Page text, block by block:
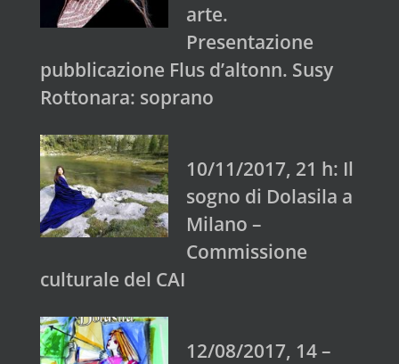
arte.
Presentazione
pubblicazione Flus d’altonn. Susy
Rottonara: soprano
10/11/2017, 21 h: Il
sogno di Dolasila a
Milano –
Commissione
culturale del CAI
12/08/2017, 14 –